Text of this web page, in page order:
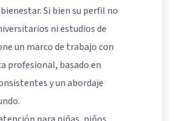
Si bien su perfil no
ni estudios de
un marco de trabajo con
profesional, basado en
y un abordaje